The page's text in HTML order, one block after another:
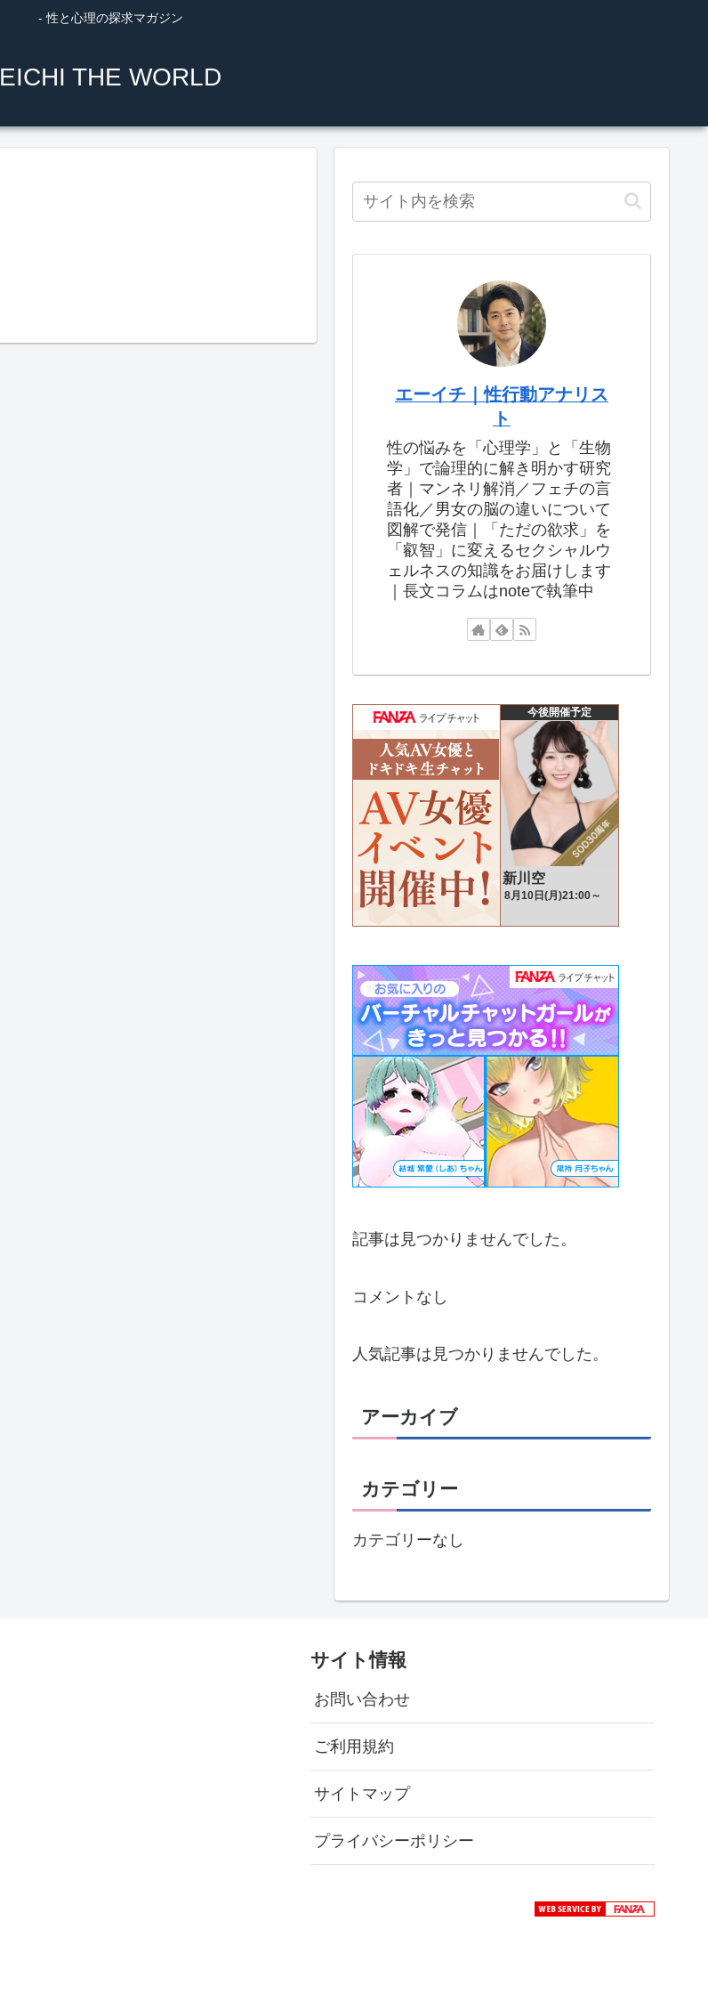
- 性と心理の探求マガジン
EICHI THE WORLD
エーイチ｜性行動アナリス
ト
性の悩みを「心理学」と「生物
学」で論理的に解き明かす研究
者｜マンネリ解消／フェチの言
語化／男女の脳の違いについて
図解で発信｜「ただの欲求」を
「叡智」に変えるセクシャルウ
ェルネスの知識をお届けします
｜長文コラムはnoteで執筆中
記事は見つかりませんでした。
コメントなし
人気記事は見つかりませんでした。
アーカイブ
カテゴリー
カテゴリーなし
サイト情報
お問い合わせ
ご利用規約
サイトマップ
プライバシーポリシー